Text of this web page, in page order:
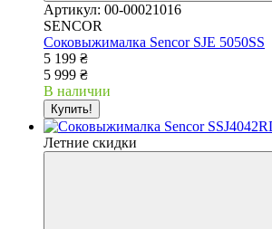
Артикул: 00-00021016
SENCOR
Соковыжималка Sencor SJE 5050SS
5 199 ₴
5 999 ₴
В наличии
Купить!
Летние скидки